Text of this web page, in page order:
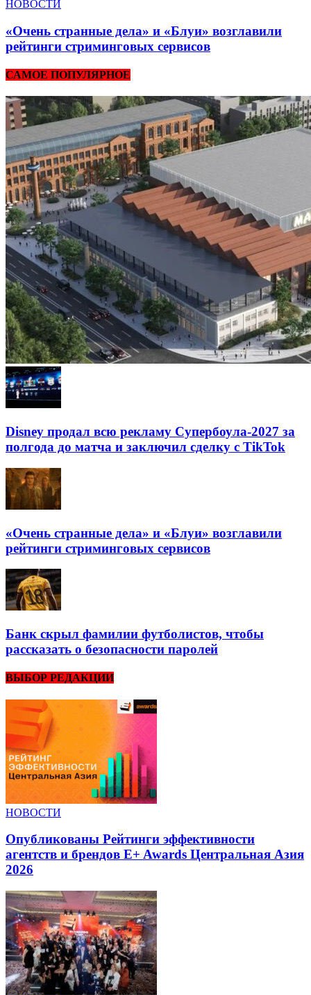
НОВОСТИ
«Очень странные дела» и «Блуи» возглавили
рейтинги стриминговых сервисов
САМОЕ ПОПУЛЯРНОЕ
Disney продал всю рекламу Супербоула-2027 за
полгода до матча и заключил сделку с TikTok
«Очень странные дела» и «Блуи» возглавили
рейтинги стриминговых сервисов
Банк скрыл фамилии футболистов, чтобы
рассказать о безопасности паролей
ВЫБОР РЕДАКЦИИ
НОВОСТИ
Опубликованы Рейтинги эффективности
агентств и брендов E+ Awards Центральная Азия
2026